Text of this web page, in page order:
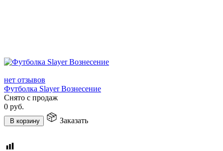
нет отзывов
Футболка Slayer Вознесение
Снято с продаж
0 руб.
В корзину Заказать